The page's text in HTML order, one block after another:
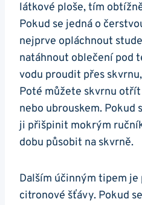
látkové ‌ploše, tím
Pokud se jedná​ o
nejprve opláchnout
‌natáhnout oblečení pod
vodu proudit přes
Poté můžete skvrnu⁢
nebo⁤ ubrouskem. Pokud
ji přišpinit mokrým
‌dobu působit‍ na skvrně.
Dalším účinným⁤ tipem
citronové šťávy. Pokud